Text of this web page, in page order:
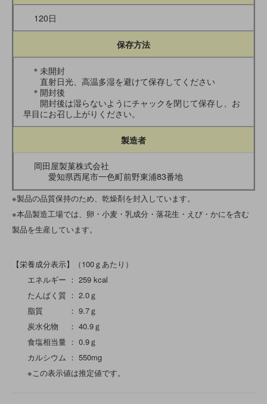
120日
保存方法
＊未開封
直射日光、高温多湿を避けて保存してください
＊開封後
開封後は湿らないようにチャックを閉じて保存し、お
早目にお召し上がりください。
製造者
岡田屋製菓株式会社
愛知県西尾市一色町前野東浦83番地
※製品の品質保持のため、乾燥剤を封入しています。
※本品製造工場では、卵・小麦・乳成分・落花生・えび・かにを含む
製品を生産しています。
【栄養成分表示】（100ｇあたり）
エネルギー ： 259 kcal
たんぱく質 ： 2.0ｇ
脂質 ： 9.7ｇ
炭水化物 ： 40.9ｇ
食塩相当量 ： 0.9ｇ
カルシウム ： 550mg
※この表示値は推定値です。